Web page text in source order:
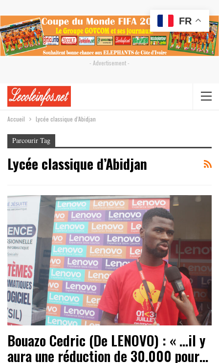
- Advertisement -
Accueil Lycée classique d’Abidjan
Parcourir Tag
Lycée classique d’Abidjan
Bouazo Cedric (De LENOVO) : « …il y
aura une réduction de 30.000 pour…
FR